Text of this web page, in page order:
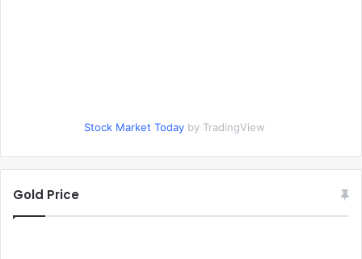
Stock Market Today by TradingView
Gold Price